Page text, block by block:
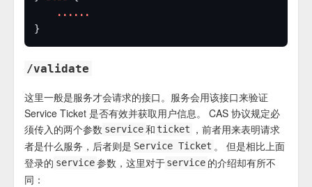
......
/validate
这里一般是服务才会请求的接口。服务会用该接口来验证
Service Ticket 是否有效并获取用户信息。 CAS 协议规定必
须传入的两个参数 service 和 ticket
，前者用来表明请求
者是什么服务，后者则是 Service Ticket 。 但是相比上面
登录的 service 参数，这里对于 service 的介绍却有所不
同：